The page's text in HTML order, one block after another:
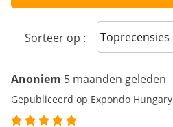
Sorteer op : Sort reviews
Anoniem 5 maanden geleden
Gepubliceerd op Expondo Hungary